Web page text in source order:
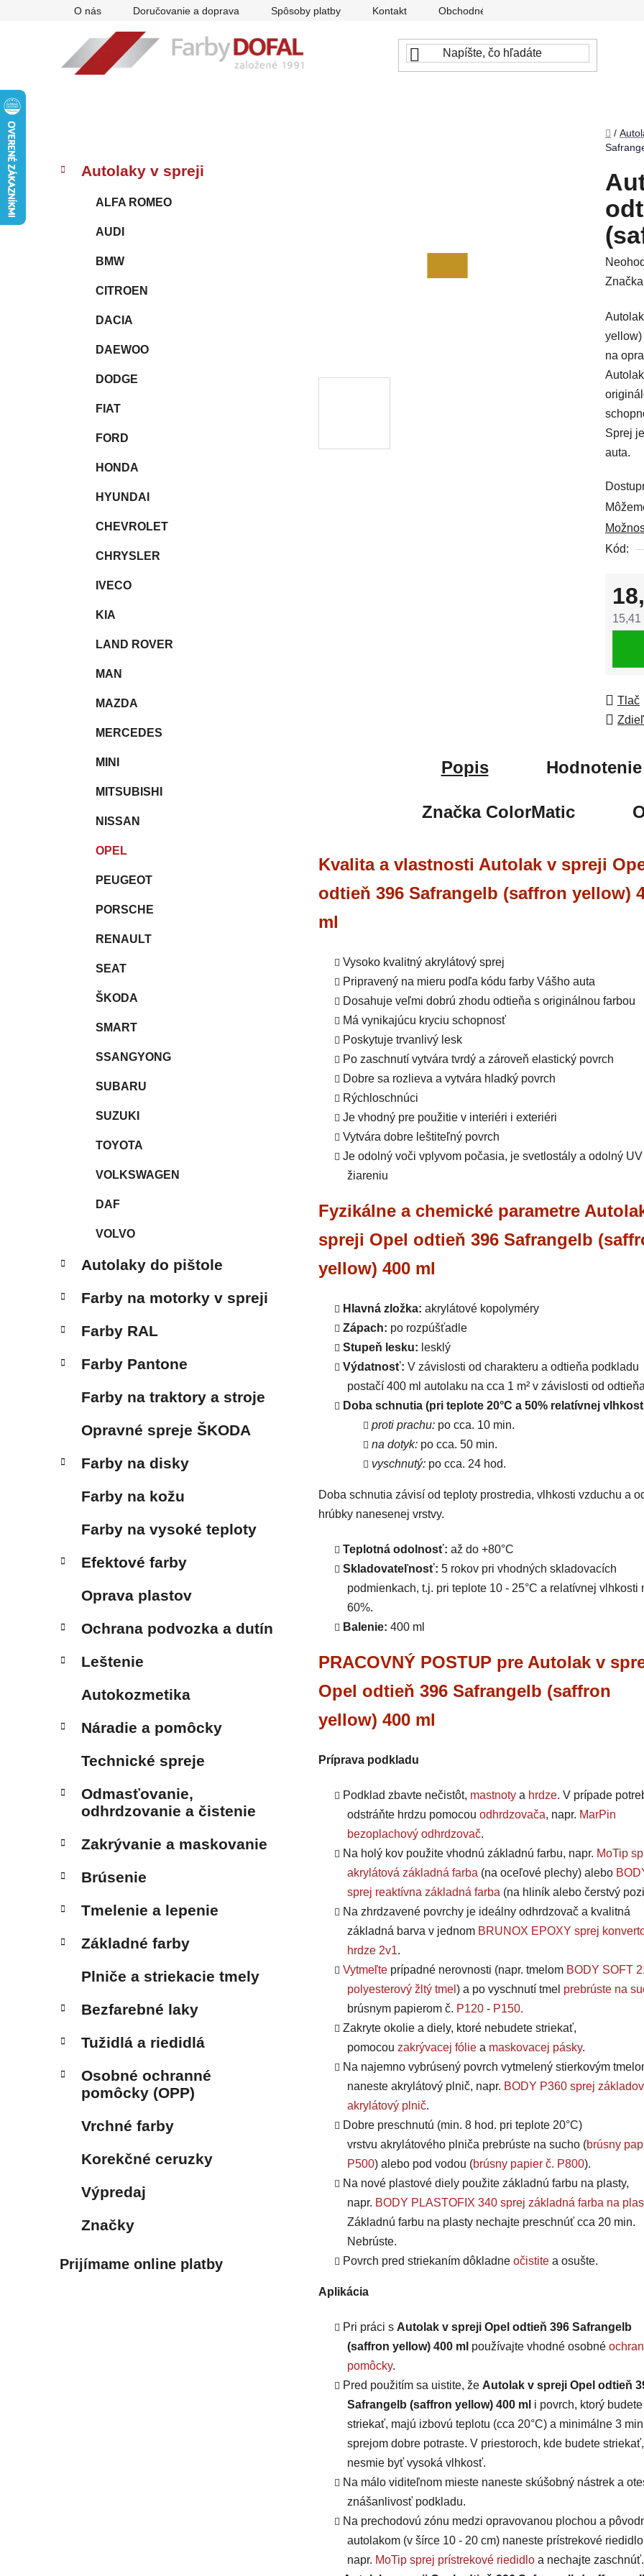
O nás Doručovanie a doprava Spôsoby platby Kontakt Obchodné podmienky
Domov
/
B
kategórie
a
Autolaky v spreji
ALFA ROMEO
AUDI
BMW
CITROEN
DACIA
DAEWOO
DODGE
FIAT
FORD
HONDA
HYUNDAI
CHEVROLET
CHRYSLER
IVECO
KIA
LAND ROVER
MAN
MAZDA
MERCEDES
MINI
MITSUBISHI
NISSAN
OPEL
PEUGEOT
PORSCHE
RENAULT
SEAT
ŠKODA
SMART
SSANGYONG
SUBARU
SUZUKI
TOYOTA
VOLKSWAGEN
DAF
VOLVO
Autolaky do pištole
Farby na motorky v spreji
Farby RAL
Farby Pantone
Farby na traktory a stroje
Opravné spreje ŠKODA
Farby na disky
Farby na kožu
Farby na vysoké teploty
Efektové farby
Oprava plastov
Ochrana podvozka a dutín
Leštenie
Autokozmetika
Náradie a pomôcky
Technické spreje
Odmasťovanie,
odhrdzovanie a čistenie
Zakrývanie a maskovanie
Brúsenie
Tmelenie a lepenie
Základné farby
Plniče a striekacie tmely
Bezfarebné laky
Tužidlá a riedidlá
Osobné ochranné
pomôcky (OPP)
Vrchné farby
Korekčné ceruzky
Výpredaj
Značky
Prijímame online platby
je
0,0
z
5
yellow)
na
Sprej
auta.
Kód:
15,41
Tlač
Popis Hodnotenie
ZnačkaColorMatic
Kvalita a vlastnosti Autolak v spreji
odtieň 396 Safrangelb (saffron yellow)
ml
Vysoko kvalitný akrylátový sprej
Pripravený na mieru podľa kódu farby Vášho auta
Dosahuje veľmi dobrú zhodu odtieňa s originálnou farbou
Má vynikajúcu kryciu schopnosť
Poskytuje trvanlivý lesk
Po zaschnutí vytvára tvrdý a zároveň elastický povrch
Dobre sa rozlieva a vytvára hladký povrch
Rýchloschnúci
Je vhodný pre použitie v interiéri i exteriéri
Vytvára dobre leštiteľný povrch
Je odolný voči vplyvom počasia, je svetlostály a odolný UV
žiareniu
Fyzikálne a chemické parametre
spreji Opel odtieň 396 Safrangelb
yellow) 400 ml
Hlavná zložka: akrylátové kopolyméry
Zápach: po rozpúšťadle
Stupeň lesku: lesklý
Výdatnosť: V závislosti od charakteru a odtieňa podkladu
postačí 400 ml autolaku na cca 1 m² v závislosti od
Doba schnutia (pri teplote 20°C a 50% relatívnej
proti prachu: po cca. 10 min.
na dotyk: po cca. 50 min.
vyschnutý: po cca. 24 hod.
Doba schnutia závisí od teploty prostredia, vlhkosti vzduchu a
hrúbky nanesenej vrstvy.
Teplotná odolnosť: až do +80°C
Skladovateľnosť: 5 rokov pri vhodných skladovacích
podmienkach, t.j. pri teplote 10 - 25°C a relatívnej vlhkosti
60%.
Balenie: 400 ml
PRACOVNÝ POSTUP pre Autolak v
Opel odtieň 396 Safrangelb (saffron
yellow) 400 ml
Príprava podkladu
Podklad zbavte nečistôt, mastnoty a hrdze. V prípade
odstráňte hrdzu pomocou odhrdzovača, napr. MarPin
bezoplachový odhrdzovač.
Na holý kov použite vhodnú základnú farbu, napr. MoTip
akrylátová základná farba (na oceľové plechy) alebo
sprej reaktívna základná farba (na hliník alebo čerstvý
Na zhrdzavené povrchy je ideálny odhrdzovač a kvalitná
základná barva v jednom BRUNOX EPOXY sprej
hrdze 2v1.
Vytmeľte prípadné nerovnosti (napr. tmelom BODY SOFT
polyesterový žltý tmel ) a po vyschnutí tmel prebrúste na
brúsnym papierom č. P120 - P150.
Zakryte okolie a diely, ktoré nebudete striekať,
pomocou zakrývacej fólie a maskovacej pásky.
Na najemno vybrúsený povrch vytmelený stierkovým
naneste akrylátový plnič, napr. BODY P360 sprej
akrylátový plnič.
Dobre preschnutú (min. 8 hod. pri teplote 20°C)
vrstvu akrylátového plniča prebrúste na sucho (brúsny
P500) alebo pod vodou (brúsny papier č. P800).
Na nové plastové diely použite základnú farbu na plasty,
napr. BODY PLASTOFIX 340 sprej základná farba na
Základnú farbu na plasty nechajte preschnúť cca 20 min.
Nebrúste.
Povrch pred striekaním dôkladne očistite a osušte.
Aplikácia
Pri práci s Autolak v spreji Opel odtieň 396 Safrangelb
(saffron yellow) 400 ml používajte vhodné osobné
pomôcky.
Pred použitím sa uistite, že Autolak v spreji Opel odtieň
Safrangelb (saffron yellow) 400 ml i povrch, ktorý budete
striekať, majú izbovú teplotu (cca 20°C) a minimálne 3
sprejom dobre potraste. V priestoroch, kde budete striekať,
nesmie byť vysoká vlhkosť.
Na málo viditeľnom mieste naneste skúšobný nástrek a
znášanlivosť podkladu.
Na prechodovú zónu medzi opravovanou plochou a
autolakom (v šírce 10 - 20 cm) naneste prístrekové
napr. MoTip sprej prístrekové riedidlo a nechajte zaschnúť.